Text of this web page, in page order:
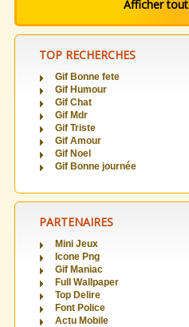
Afficher tout
TOP RECHERCHES
Gif Bonne fete
Gif Humour
Gif Chat
Gif Mdr
Gif Triste
Gif Amour
Gif Noel
Gif Bonne journée
PARTENAIRES
Mini Jeux
Icone Png
Gif Maniac
Full Wallpaper
Top Delire
Font Police
Actu Mobile